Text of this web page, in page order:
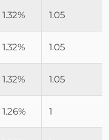
1.32% 1.05
1.32% 1.05
1.32% 1.05
1.26% 1